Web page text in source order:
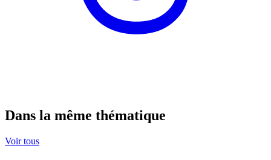
Dans la même thématique
Voir tous